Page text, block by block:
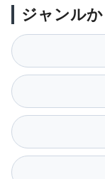
ジャンル